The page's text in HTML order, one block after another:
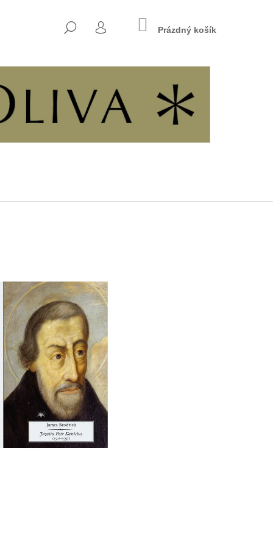
HLEDAT
PŘIHLÁŠENÍ
NÁKUPNÍ
KOŠÍK
Prázdný košík